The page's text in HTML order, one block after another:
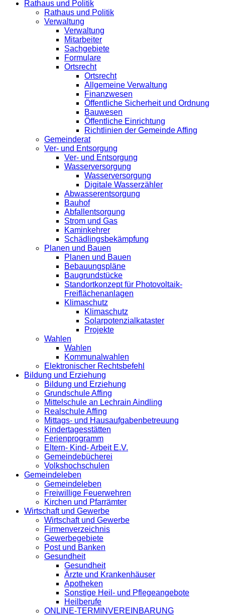
Rathaus und Politik
Rathaus und Politik
Verwaltung
Verwaltung
Mitarbeiter
Sachgebiete
Formulare
Ortsrecht
Ortsrecht
Allgemeine Verwaltung
Finanzwesen
Öffentliche Sicherheit und Ordnung
Bauwesen
Öffentliche Einrichtung
Richtlinien der Gemeinde Affing
Gemeinderat
Ver- und Entsorgung
Ver- und Entsorgung
Wasserversorgung
Wasserversorgung
Digitale Wasserzähler
Abwasserentsorgung
Bauhof
Abfallentsorgung
Strom und Gas
Kaminkehrer
Schädlingsbekämpfung
Planen und Bauen
Planen und Bauen
Bebauungspläne
Baugrundstücke
Standortkonzept für Photovoltaik-
Freiflächenanlagen
Klimaschutz
Klimaschutz
Solarpotenzialkataster
Projekte
Wahlen
Wahlen
Kommunalwahlen
Elektronischer Rechtsbefehl
Bildung und Erziehung
Bildung und Erziehung
Grundschule Affing
Mittelschule an Lechrain Aindling
Realschule Affing
Mittags- und Hausaufgabenbetreuung
Kindertagesstätten
Ferienprogramm
Eltern- Kind- Arbeit E.V.
Gemeindebücherei
Volkshochschulen
Gemeindeleben
Gemeindeleben
Freiwillige Feuerwehren
Kirchen und Pfarrämter
Wirtschaft und Gewerbe
Wirtschaft und Gewerbe
Firmenverzeichnis
Gewerbegebiete
Post und Banken
Gesundheit
Gesundheit
Ärzte und Krankenhäuser
Apotheken
Sonstige Heil- und Pflegeangebote
Heilberufe
ONLINE-TERMINVEREINBARUNG